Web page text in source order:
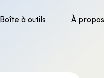
Boîte à outils À propos